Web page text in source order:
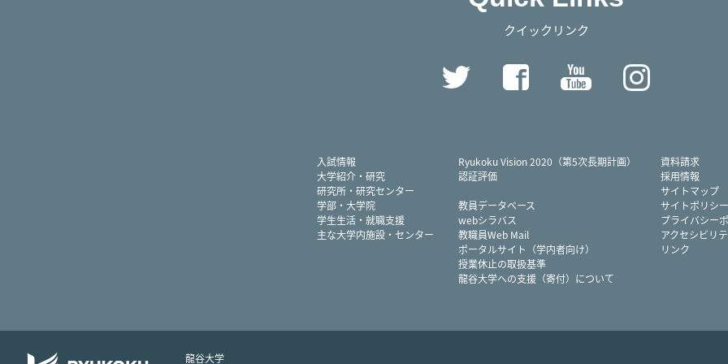
クイックリンク
Twitter FacebookYouTube
入試情報
大学紹介・研究
研究所・研究センター
学部・大学院
学生生活・就職支援
主な大学内施設・センター
Ryukoku Vision 2020（第5次長期計画）
認証評価
教員データベース
webシラバス
教職員Web Mail
ポータルサイト（学内者向け）
授業休止の取扱基準
龍谷大学への支援（寄付）について
資料請求
採用情報
サイトマップ
サイトポリシー
プライバシー
アクセシビリ
リンク
龍谷大学